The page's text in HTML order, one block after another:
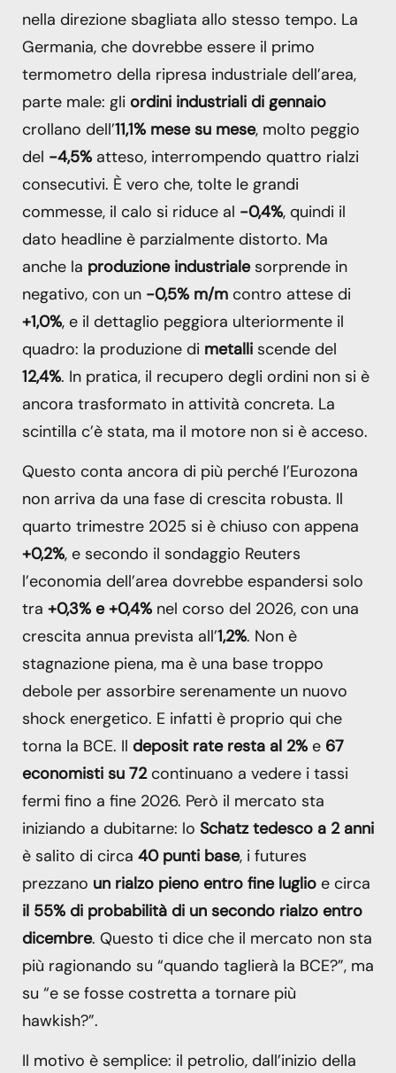
nella direzione sbagliata allo stesso tempo. La
Germania, che dovrebbe essere il primo
termometro della ripresa industriale dell’area,
parte male: gli ordini industriali di gennaio
crollano dell’11,1% mese su mese, molto peggio
del -4,5% atteso, interrompendo quattro rialzi
consecutivi. È vero che, tolte le grandi
commesse, il calo si riduce al -0,4%, quindi il
dato headline è parzialmente distorto. Ma
anche la produzione industrialesorprende in
negativo, con un -0,5% m/m contro attese di
+1,0%, e il dettaglio peggiora ulteriormente il
quadro: la produzione di metalli scende del
12,4%. In pratica, il recupero degli ordini non si è
ancora trasformato in attività concreta. La
scintilla c’è stata, ma il motore non si è acceso.
Questo conta ancora di più perché l’Eurozona
non arriva da una fase di crescita robusta. Il
quarto trimestre 2025 si è chiuso con appena
+0,2%, e secondo il sondaggio Reuters
l’economia dell’area dovrebbe espandersi solo
tra +0,3% e +0,4% nel corso del 2026, con una
crescita annua prevista all’1,2%. Non è
stagnazione piena, ma è una base troppo
debole per assorbire serenamente un nuovo
shock energetico. E infatti è proprio qui che
torna la BCE. Il deposit rate resta al 2% e 67
economisti su 72continuano a vedere i tassi
fermi fino a fine 2026. Però il mercato sta
iniziando a dubitarne: lo Schatz tedesco a 2 anni
è salito di circa 40 punti base, i futures
prezzano un rialzo pieno entro fine luglio e circa
il 55% di probabilità di un secondo rialzo entro
dicembre. Questo ti dice che il mercato non sta
più ragionando su “quando taglierà la BCE?”, ma
su “e se fosse costretta a tornare più
hawkish?”.
Il motivo è semplice: il petrolio, dall’inizio della